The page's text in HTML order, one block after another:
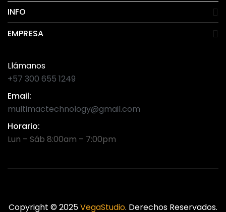
INFO
EMPRESA
Llámanos
+57 300 655 1249
Email:
multimactechnology@gmail.com
Horario:
Lun – Sáb 8:00am – 7:00pm
Copyright © 2025VegaStudio. Derechos Reservados.